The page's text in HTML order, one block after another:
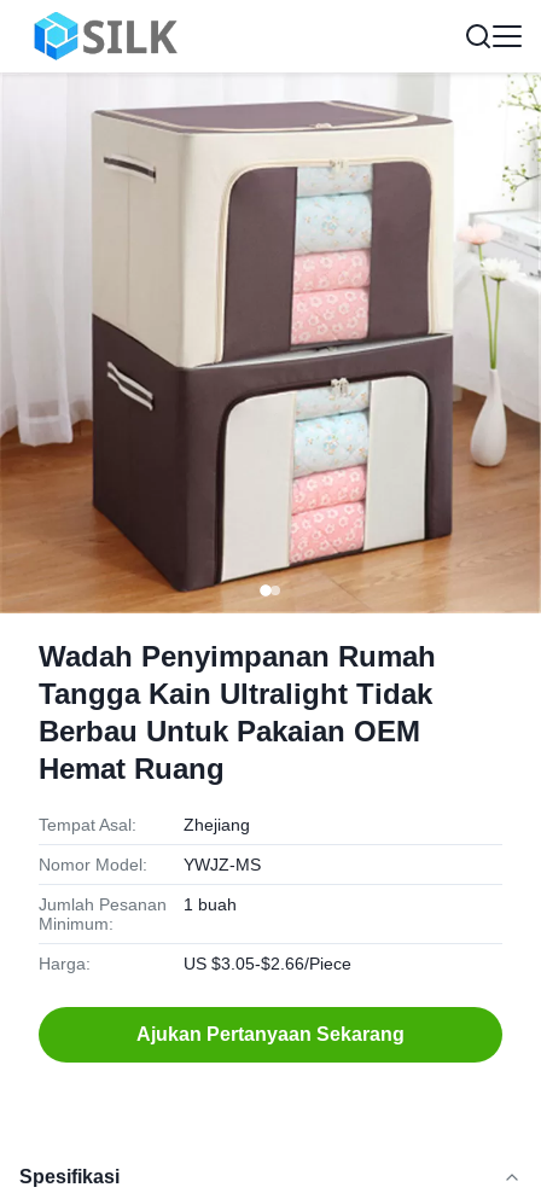
Wadah Penyimpanan Rumah
Tangga Kain Ultralight Tidak
Berbau Untuk Pakaian OEM
Hemat Ruang
Tempat Asal: Zhejiang
Nomor Model: YWJZ-MS
Jumlah Pesanan
Minimum:
1 buah
Harga: US $3.05-$2.66/Piece
Ajukan Pertanyaan Sekarang
Spesifikasi